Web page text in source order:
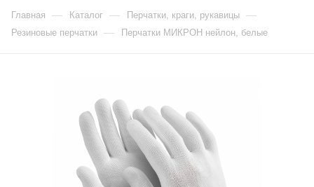
Главная — Каталог — Перчатки, краги, рукавицы —
Резиновые перчатки — Перчатки МИКРОН нейлон, белые